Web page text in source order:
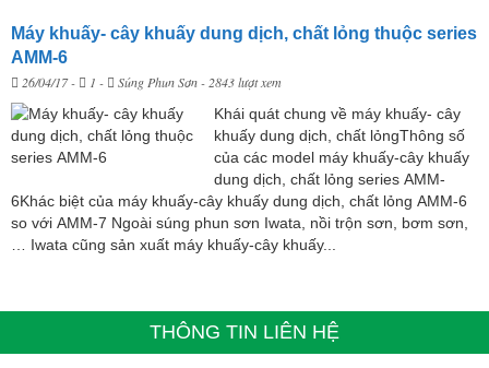
Máy khuấy- cây khuấy dung dịch, chất lỏng thuộc series
AMM-6
26/04/17- 1 - Súng Phun Sơn- 2843 lượt xem
Khái quát chung về máy khuấy- cây
khuấy dung dịch, chất lỏngThông số
của các model máy khuấy-cây khuấy
dung dịch, chất lỏng series AMM-
6Khác biệt của máy khuấy-cây khuấy dung dịch, chất lỏng AMM-6
so với AMM-7 Ngoài súng phun sơn Iwata, nồi trộn sơn, bơm sơn,
… Iwata cũng sản xuất máy khuấy-cây khuấy...
THÔNG TIN LIÊN HỆ